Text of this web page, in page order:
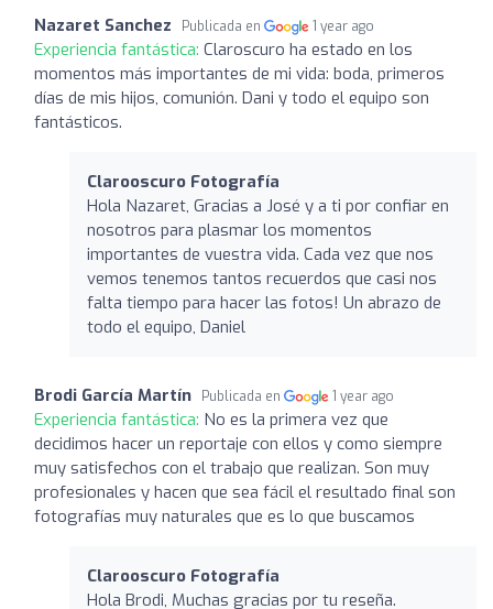
Nazaret Sanchez Publicada en 1 year ago
Experiencia fantástica: Claroscuro ha estado en los
momentos más importantes de mi vida: boda, primeros
días de mis hijos, comunión. Dani y todo el equipo son
fantásticos.
Clarooscuro Fotografía
Hola Nazaret, Gracias a José y a ti por confiar en
nosotros para plasmar los momentos
importantes de vuestra vida. Cada vez que nos
vemos tenemos tantos recuerdos que casi nos
falta tiempo para hacer las fotos! Un abrazo de
todo el equipo, Daniel
Brodi García Martín Publicada en 1 year ago
Experiencia fantástica: No es la primera vez que
decidimos hacer un reportaje con ellos y como siempre
muy satisfechos con el trabajo que realizan. Son muy
profesionales y hacen que sea fácil el resultado final son
fotografías muy naturales que es lo que buscamos
Clarooscuro Fotografía
Hola Brodi, Muchas gracias por tu reseña.